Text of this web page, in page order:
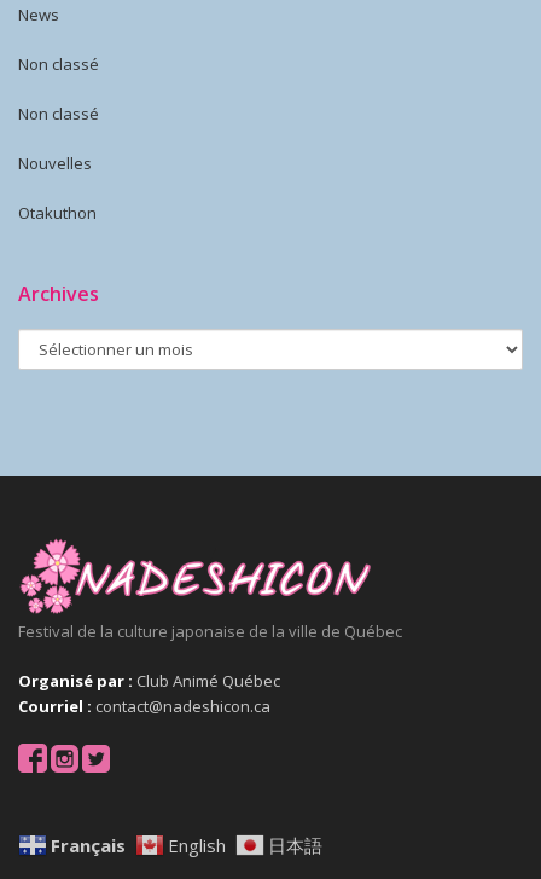
News
Non classé
Non classé
Nouvelles
Otakuthon
Archives
Festival de la culture japonaise de la ville de Québec
Organisé par : Club Animé Québec
Courriel : contact@nadeshicon.ca
Français English 日本語